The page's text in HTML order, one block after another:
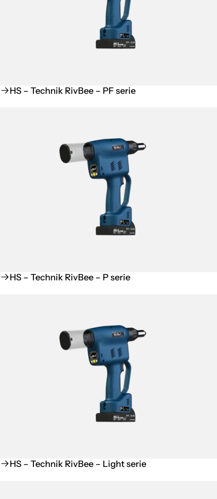
HS – Technik RivBee – PF serie
HS – Technik RivBee – P serie
HS – Technik RivBee – Light serie